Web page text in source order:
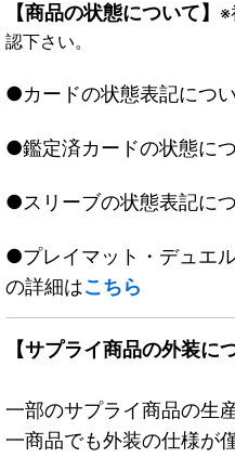
【商品の状態について】 ※
認下さい。
●カードの状態表記につ
●鑑定済カードの状態に
●スリーブの状態表記に
●プレイマット・デュエ
の詳細はこちら
【サプライ商品の外装に
一部のサプライ商品の生
一商品でも外装の仕様が